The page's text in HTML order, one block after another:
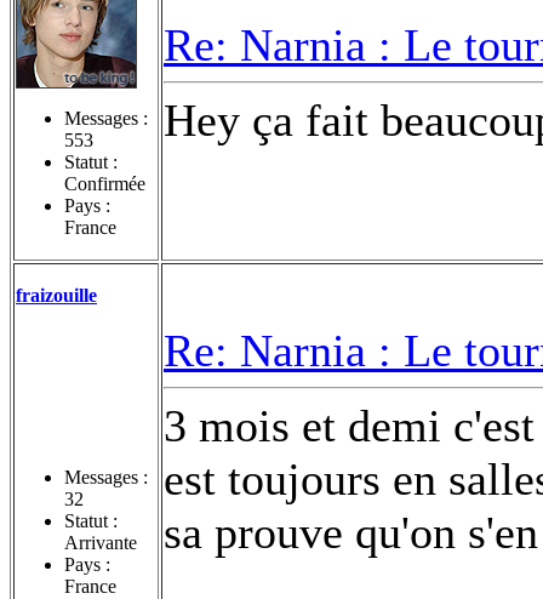
Messages :
553
Statut :
Confirmée
Pays :
France
Re: Narnia : Le
Hey ça fait
fraizouille
Messages :
32
Statut :
Arrivante
Pays :
France
Re: Narnia : Le
3 mois et demi
est toujours en
sa prouve qu'on